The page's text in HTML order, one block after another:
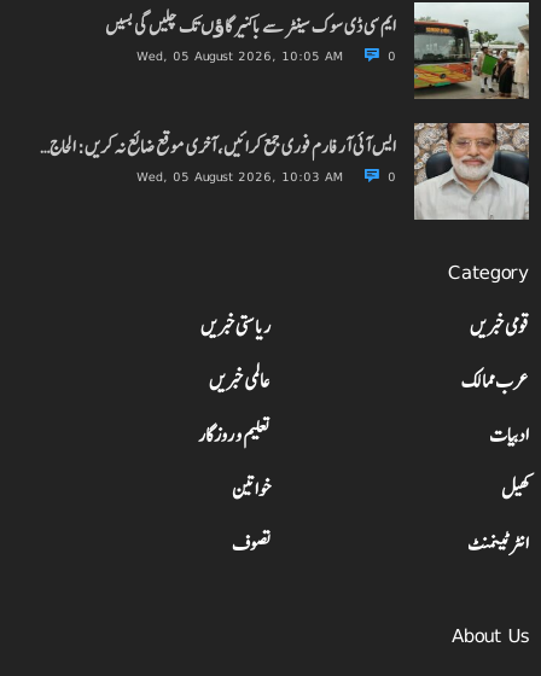
ایم سی ڈی سوک سینٹر سے باکنیر گاﺅں تک چلیں گی بسیں
Wed, 05 August 2026, 10:05 AM 0
ایس آئی آر فارم فوری جمع کرائیں، آخری موقع ضائع نہ کریں: الحاج…
Wed, 05 August 2026, 10:03 AM 0
Category
قومی خبریں
ریاستی خبریں
عرب ممالک
عالمی خبریں
ادبیات
تعلیم و روزگار
کھیل
خواتین
انٹرٹینمنٹ
تصوف
About Us